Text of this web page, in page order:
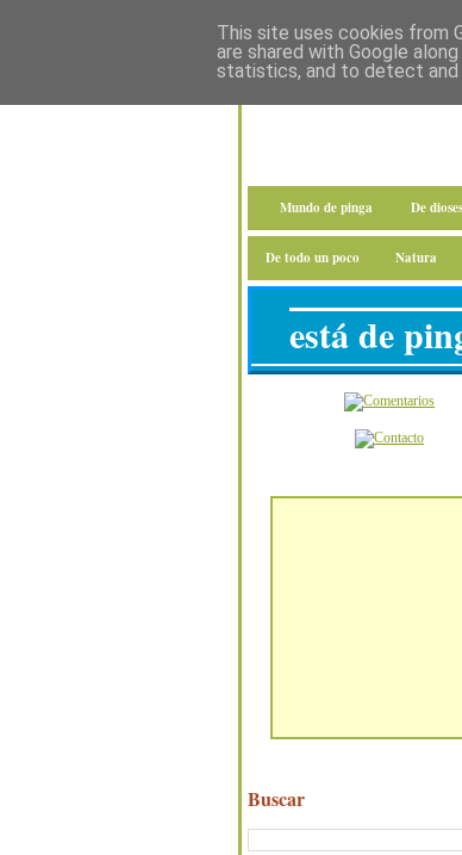
Mundo de pinga De
De todo un poco Natura
está de
Buscar
This site uses cookies from
are shared with Google
statistics, and to detect and